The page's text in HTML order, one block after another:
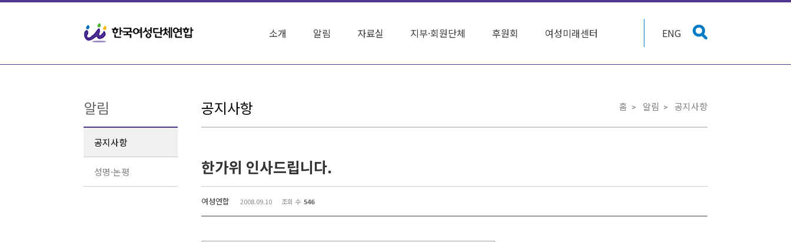
소개 알림 자료실 지부·회원단체 후원회 여성미래센터 ENG
알림
공지사항
성명·논평
공지사항 홈 알림 공지사항
한가위 인사드립니다.
여성연합 2008.09.10 조회 수 546